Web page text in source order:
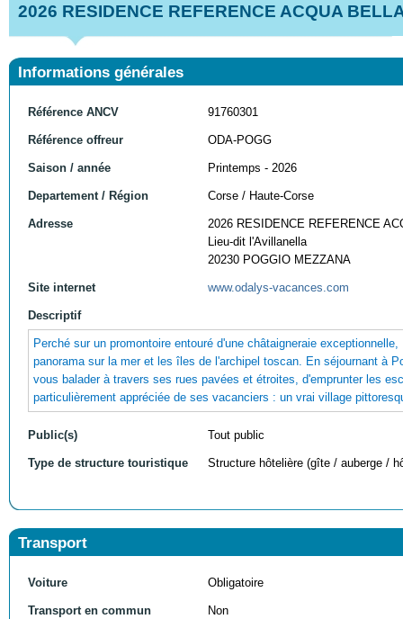
2026 RESIDENCE REFERENCE ACQUA
Informations générales
Référence ANCV 91760301
Référence offreur ODA-POGG
Saison / année Printemps - 2026
Departement / Région Corse / Haute-Corse
Adresse
2026 RESIDENCE REFERENCE
Lieu-dit l'Avillanella
20230 POGGIO MEZZANA
Site internet www.odalys-vacances.com
Descriptif
Perché sur un promontoire entouré d'une châtaigneraie
panorama sur la mer et les îles de l'archipel toscan. En séjournant à
vous balader à travers ses rues pavées et étroites, d'emprunter les
particulièrement appréciée de ses vacanciers : un vrai village
Public(s) Tout public
Type de structure touristique Structure hôtelière (gîte / auberge /
Transport
Voiture Obligatoire
Transport en commun Non